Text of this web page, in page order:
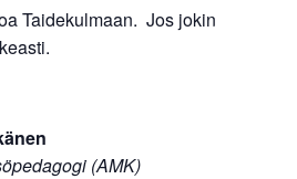
Taidekulmaan. Jos jokin
(AMK)